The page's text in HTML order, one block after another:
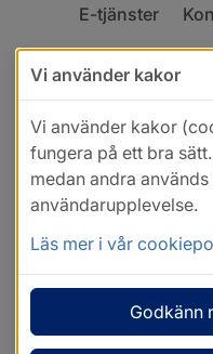
E-tjänster
Vi använder kakor
Vi använder kakor
fungera på ett bra
medan andra
användarupplevelse.
Läs mer i vår
Godkänn